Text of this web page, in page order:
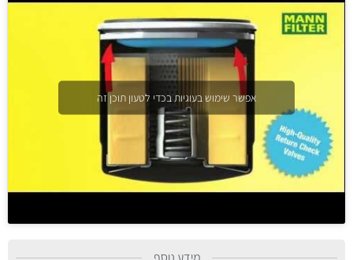
אפשר שימוש בעוגיות בכדי לטעון תוכן זה